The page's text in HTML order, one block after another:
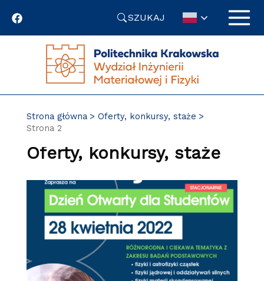
SZUKAJ
Strona główna
Oferty, konkursy, staże
Strona 2
Oferty, konkursy, staże